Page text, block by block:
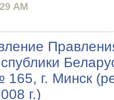
AM
165, г. Минск
г.)